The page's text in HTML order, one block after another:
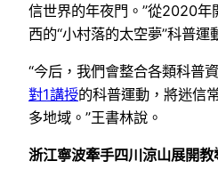
信世界的年夜門。”從2020年
西的“小村落的太空夢”科普運
“今后，我們會整合各類科普
對1講授的科普運動，將迷信
多地域。”王書林說。
浙江寧波牽手四川涼山展開